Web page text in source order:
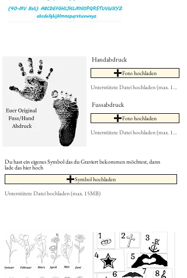
Handabdruck
Foto hochladen
Unterstützte Datei hochladen (max. 15MB)
Fussabdruck
Foto hochladen
Unterstützte Datei hochladen (max. 15MB)
Du hast ein eigenes Symbol das du Graviert bekommen möchtest, dann
lade das hier hoch
Symbol hochladen
Unterstützte Datei hochladen (max. 15MB)